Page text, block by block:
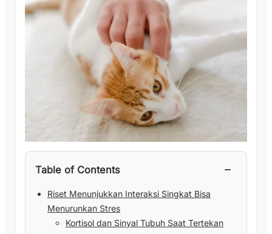
Table of Contents −
Riset Menunjukkan Interaksi Singkat Bisa
Menurunkan Stres
Kortisol dan Sinyal Tubuh Saat Tertekan